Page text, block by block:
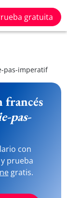
gratuita
pas-imperatif
pas-
con
prueba
gratis.